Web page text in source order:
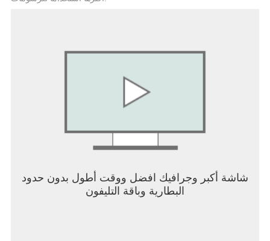
الدعم: https://support.riotgames.com
:https://na.leagueoflegends.com/en/legal/termsofuse
شاشة أكبر وجرافيك افضل ووقت أطول بدون حدود
البطارية وباقة التليفون